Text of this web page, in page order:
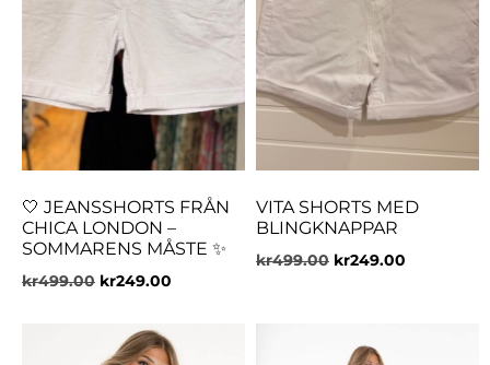
🤍 JEANSSHORTS FRÅN
CHICA LONDON –
SOMMARENS MÅSTE ✨
kr499.00 kr249.00
VITA SHORTS MED
BLINGKNAPPAR
kr499.00 kr249.00